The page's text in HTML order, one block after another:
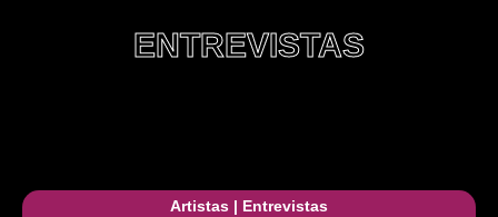
ENTREVISTAS
Artistas | Entrevistas